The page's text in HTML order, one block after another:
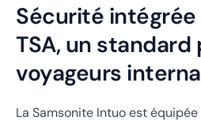
Sécurité intégrée
TSA, un standard
voyageurs
La Samsonite Intuo est équipée